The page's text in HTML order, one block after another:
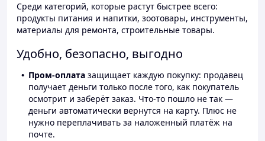
Среди категорий, которые растут быстрее всего:
продукты питания и напитки, зоотовары, инструменты,
материалы для ремонта, строительные товары.
Удобно, безопасно, выгодно
Пром-оплата защищает каждую покупку: продавец
получает деньги только после того, как покупатель
осмотрит и заберёт заказ. Что-то пошло не так —
деньги автоматически вернутся на карту. Плюс не
нужно переплачивать за наложенный платёж на
почте.